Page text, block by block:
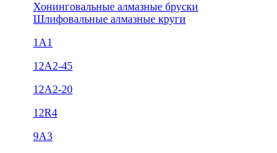
Хонинговальные алмазные бруски
Шлифовальные алмазные круги
1А1
12A2-45
12А2-20
12R4
9А3